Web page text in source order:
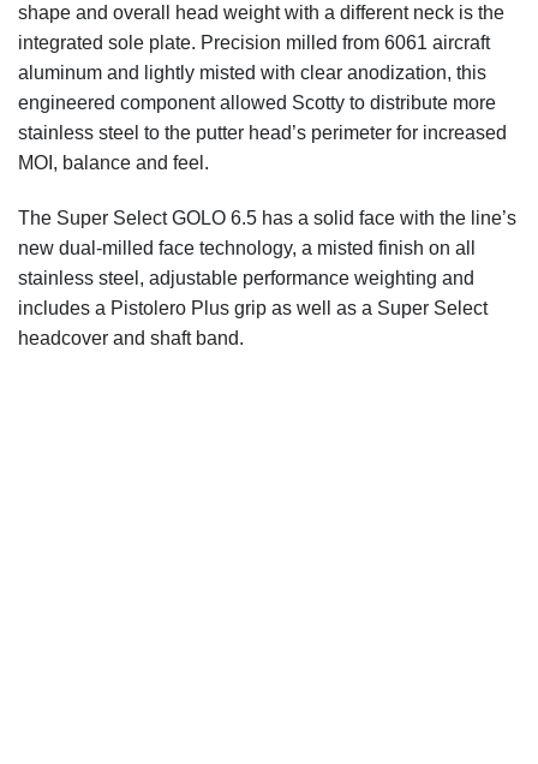
shape and overall head weight with a different neck is the
integrated sole plate. Precision milled from 6061 aircraft
aluminum and lightly misted with clear anodization, this
engineered component allowed Scotty to distribute more
stainless steel to the putter head’s perimeter for increased
MOI, balance and feel.
The Super Select GOLO 6.5 has a solid face with the line’s
new dual-milled face technology, a misted finish on all
stainless steel, adjustable performance weighting and
includes a Pistolero Plus grip as well as a Super Select
headcover and shaft band.